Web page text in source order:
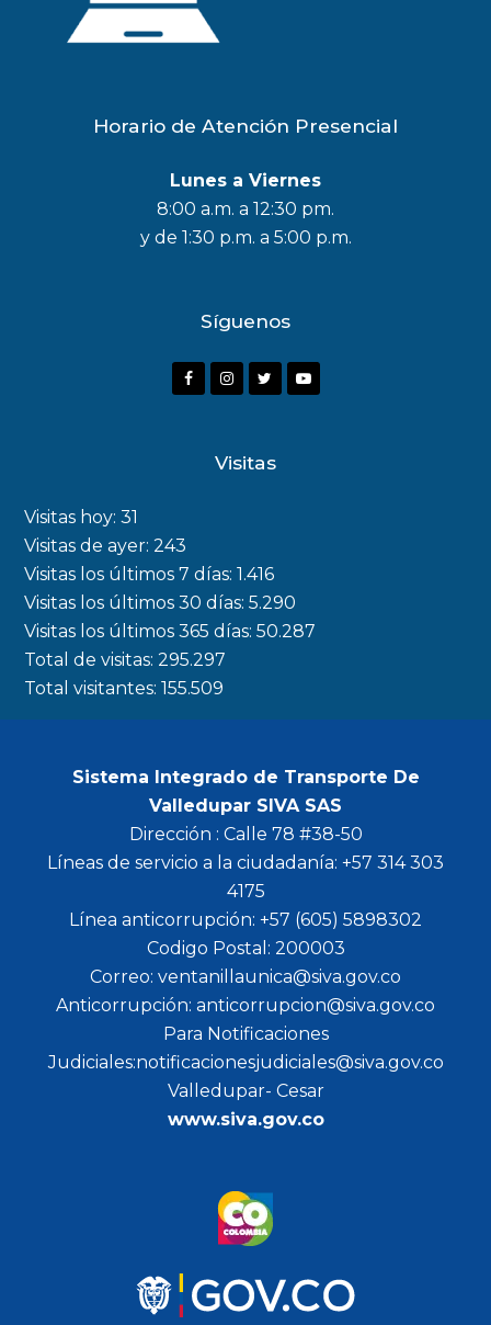
Horario de Atención Presencial
Lunes a Viernes
8:00 a.m. a 12:30 pm.
y de 1:30 p.m. a 5:00 p.m.
Síguenos
F
o
k
I
a
m
r
Y
Visitas
Visitas hoy:31
Visitas de ayer:243
Visitas los últimos 7 días:1.416
Visitas los últimos 30 días:5.290
Visitas los últimos 365 días:50.287
Total de visitas:295.297
Total visitantes:155.509
Sistema Integrado de Transporte De
Valledupar SIVA SAS
Dirección : Calle 78 #38-50
Líneas de servicio a la ciudadanía: +57 314 303
4175
Línea anticorrupción: +57 (605) 5898302
Codigo Postal: 200003
Correo: ventanillaunica@siva.gov.co
Anticorrupción: anticorrupcion@siva.gov.co
Para Notificaciones
Judiciales:notificacionesjudiciales@siva.gov.co
Valledupar- Cesar
www.siva.gov.co